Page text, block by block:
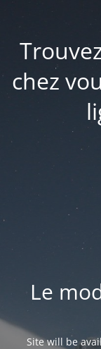
chez
Le
Site will be